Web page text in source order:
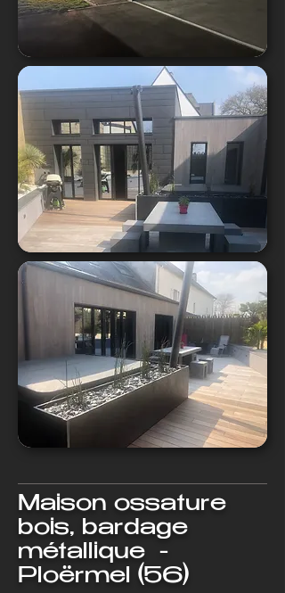
Maison ossature
bois, bardage
métallique -
Ploërmel (56)